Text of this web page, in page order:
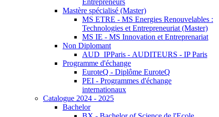
Entrepreneurs
Mastère spécialisé (Master)
MS ETRE - MS Energies Renouvelables :
Technologies et Entrepreneuriat (Master)
MS IE - MS Innovation et Entreprenariat
Non Diplomant
AUD_IPParis - AUDITEURS - IP Paris
Programme d'échange
EuroteQ - Diplôme EuroteQ
PEI - Programmes d'échange
internationaux
Catalogue 2024 - 2025
Bachelor